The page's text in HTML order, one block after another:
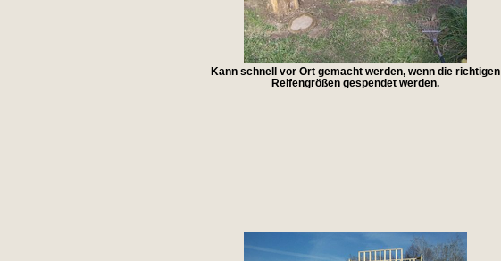
Kann schnell vor Ort gemacht werden, wenn die richtigen
Reifengrößen gespendet werden.